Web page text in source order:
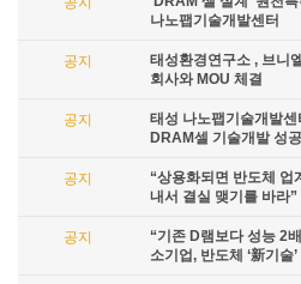
나노팹기술개발센터
공지
태성환경연구소 , 브니
회사와 MOU 체결
공지
태성 나노팹기술개발센
DRAM셀 기술개발 성
공지
“상용화되면 반도체 업
내서 결실 맺기를 바라”
공지
“기존 D램보다 성능 2
소기업, 반도체 ‘新기술